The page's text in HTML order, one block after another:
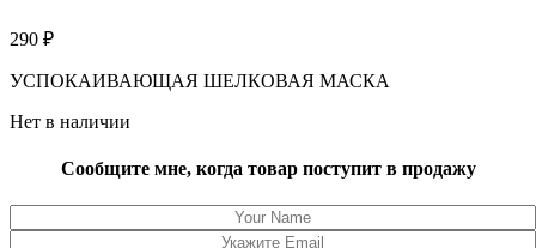
290 ₽
УСПОКАИВАЮЩАЯ ШЕЛКОВАЯ МАСКА
Нет в наличии
Сообщите мне, когда товар поступит в продажу